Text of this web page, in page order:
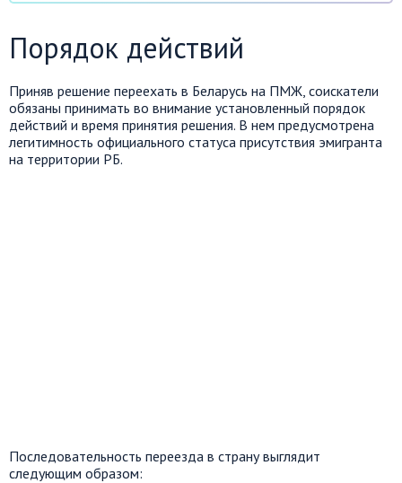
Порядок действий
Приняв решение переехать в Беларусь на ПМЖ, соискатели
обязаны принимать во внимание установленный порядок
действий и время принятия решения. В нем предусмотрена
легитимность официального статуса присутствия эмигранта
на территории РБ.
Последовательность переезда в страну выглядит
следующим образом: